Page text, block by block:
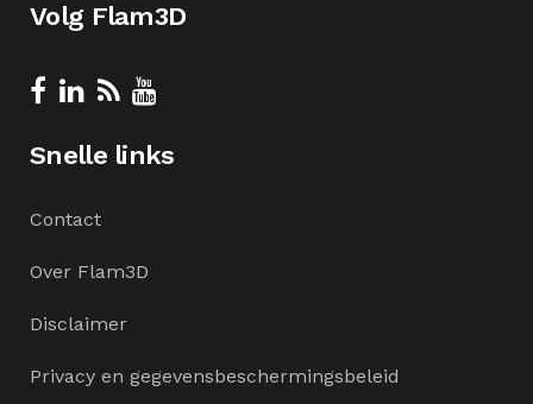
Volg Flam3D
Snelle links
Contact
Over Flam3D
Disclaimer
Privacy en gegevensbeschermingsbeleid